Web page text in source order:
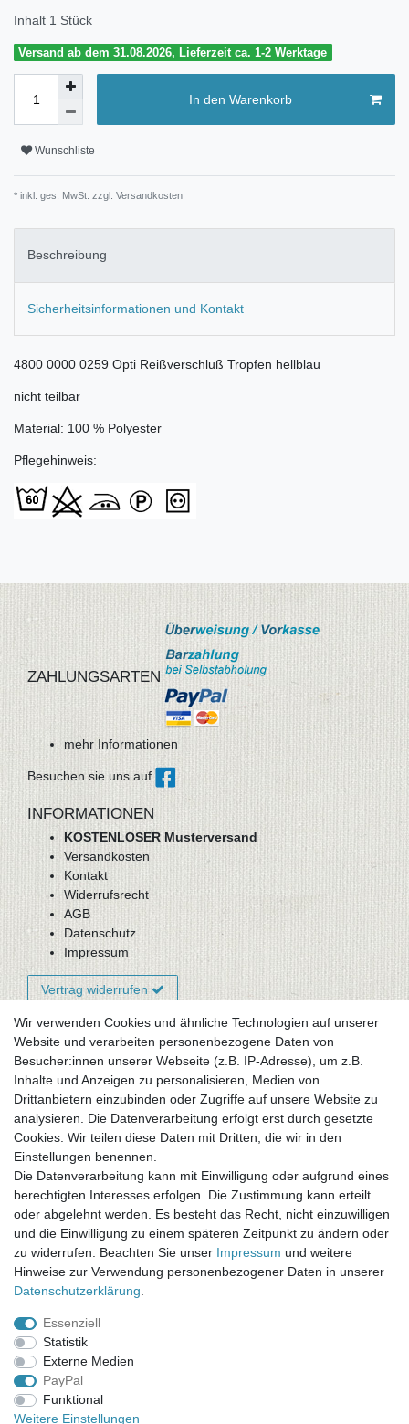
Inhalt 1 Stück
Versand ab dem 31.08.2026, Lieferzeit ca. 1-2 Werktage
In den Warenkorb
Wunschliste
* inkl. ges. MwSt. zzgl. Versandkosten
Beschreibung
Sicherheitsinformationen und Kontakt
4800 0000 0259 Opti Reißverschluß Tropfen hellblau
nicht teilbar
Material: 100 % Polyester
Pflegehinweis:
ZAHLUNGSARTEN
mehr Informationen
Besuchen sie uns auf
INFORMATIONEN
KOSTENLOSER Musterversand
Versandkosten
Kontakt
Widerrufsrecht
AGB
Datenschutz
Impressum
Vertrag widerrufen
Newsletter-Anmeldung
FAQ / Fragen
Mein Warenkorb
Mein Merkzettel
Mein Konto
UNSER LADENGESCHÄFT
Gottlieb-Daimler-Str. 10
33334 Gütersloh
ÖFFNUNGSZEITEN
Montag - Dienstag: 8.00 - 18.00 Uhr, Mittwoch Ruhetag,
Donnerstag: 8.00 - 18.00 Uhr, Freitag 8.00 - 14.00 Uhr
KUNDENSERVICE
Telefon: (05241) 403 22 38
E-Mail: info@stoffamstueck.de
Wir verwenden Cookies und ähnliche Technologien auf unserer
Website und verarbeiten personenbezogene Daten von
Besucher:innen unserer Webseite (z.B. IP-Adresse), um z.B.
Inhalte und Anzeigen zu personalisieren, Medien von
Drittanbietern einzubinden oder Zugriffe auf unsere Website zu
analysieren. Die Datenverarbeitung erfolgt erst durch gesetzte
Cookies. Wir teilen diese Daten mit Dritten, die wir in den
Einstellungen benennen.
Die Datenverarbeitung kann mit Einwilligung oder aufgrund eines
berechtigten Interesses erfolgen. Die Zustimmung kann erteilt
oder abgelehnt werden. Es besteht das Recht, nicht einzuwilligen
und die Einwilligung zu einem späteren Zeitpunkt zu ändern oder
zu widerrufen. Beachten Sie unser Impressum und weitere
Hinweise zur Verwendung personenbezogener Daten in unserer
Daten­schutz­erklärung
Essenziell
Statistik
Externe Medien
PayPal
Funktional
Weitere Einstellungen